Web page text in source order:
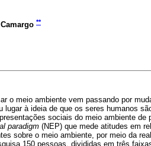
**
o meio ambiente vem passando por
lugar à ideia de que os seres humanos
sociais do meio ambiente
paradigm (NEP) que mede atitudes em
sobre o meio ambiente, por meio da
150 pessoas, divididas em três